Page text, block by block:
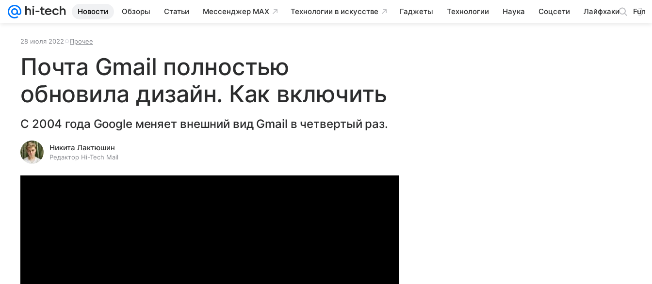
Новости Обзоры Статьи Мессенджер MAX Технологии в искусстве Гаджеты Технологии Наука Соцсети Лайфхаки Fun
28 июля 2022 Прочее
Почта Gmail полностью
обновила дизайн. Как включить
С 2004 года Google меняет внешний вид Gmail в четвертый раз.
Никита Лактюшин
Редактор Hi-Tech Mail